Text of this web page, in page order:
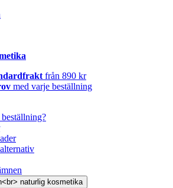
från 890 kr
med varje beställning